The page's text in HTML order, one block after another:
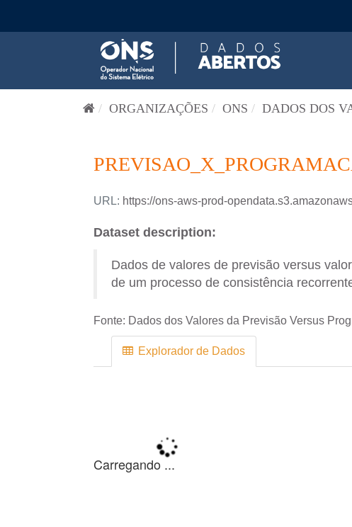
ORGANIZAÇÕES ONS DADOS DOS
URL: https://ons-aws-prod-
Dataset description:
Dados de valores de previsão versus
de um processo de consistência
Fonte: Dados dos Valores da Previsão Versus
Explorador de Dados